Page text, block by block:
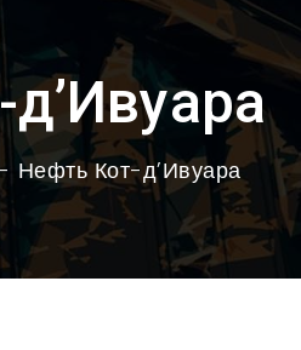
Нефть Кот-д’Ивуара